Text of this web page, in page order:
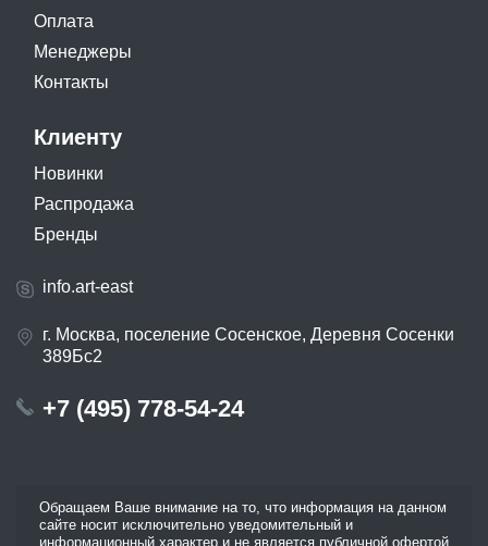
Оплата
Менеджеры
Контакты
Клиенту
Новинки
Распродажа
Бренды
info.art-east
г. Москва, поселение Сосенское, Деревня Сосенки
389Бс2
+7 (495) 778-54-24
Обращаем Ваше внимание на то, что информация на данном
сайте носит исключительно уведомительный и
информационный характер и не является публичной офертой